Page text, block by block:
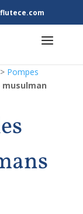
> Pompes